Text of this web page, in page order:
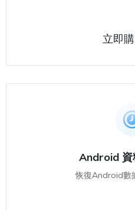
立即
Android 資
恢復Android數